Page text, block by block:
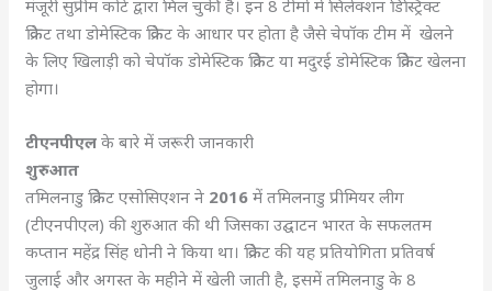
मंजूरी सुप्रीम कोर्ट द्वारा मिल चुकी है। इन 8 टीमों में सिलेक्शन डिस्ट्रिक्ट
क्रिकेट तथा डोमेस्टिक क्रिकेट के आधार पर होता है जैसे चेपॉक टीम में खेलने
के लिए खिलाड़ी को चेपॉक डोमेस्टिक क्रिकेट या मदुरई डोमेस्टिक क्रिकेट खेलना
होगा।
टीएनपीएल के बारे में जरूरी जानकारी
शुरुआत
तमिलनाडु क्रिकेट एसोसिएशन ने 2016में तमिलनाडु प्रीमियर लीग
(टीएनपीएल) की शुरुआत की थी जिसका उद्घाटन भारत के सफलतम
कप्तान महेंद्र सिंह धोनी ने किया था। क्रिकेट की यह प्रतियोगिता प्रतिवर्ष
जुलाई और अगस्त के महीने में खेली जाती है, इसमें तमिलनाडु के 8